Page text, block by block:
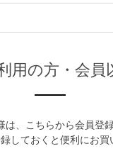
用の方・会員
、こちらから会員登
しておくと便利にお